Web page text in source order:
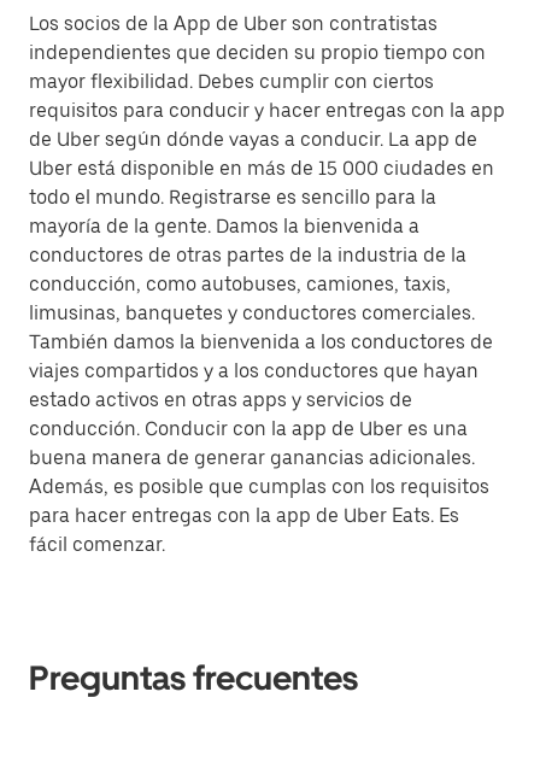
Los socios de la App de Uber son contratistas
independientes que deciden su propio tiempo con
mayor flexibilidad. Debes cumplir con ciertos
requisitos para conducir y hacer entregas con la app
de Uber según dónde vayas a conducir. La app de
Uber está disponible en más de 15 000 ciudades en
todo el mundo. Registrarse es sencillo para la
mayoría de la gente. Damos la bienvenida a
conductores de otras partes de la industria de la
conducción, como autobuses, camiones, taxis,
limusinas, banquetes y conductores comerciales.
También damos la bienvenida a los conductores de
viajes compartidos y a los conductores que hayan
estado activos en otras apps y servicios de
conducción. Conducir con la app de Uber es una
buena manera de generar ganancias adicionales.
Además, es posible que cumplas con los requisitos
para hacer entregas con la app de Uber Eats. Es
fácil comenzar.
Preguntas frecuentes